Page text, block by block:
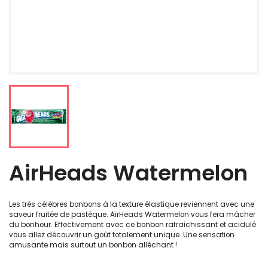
AirHeads Watermelon
Les très célèbres bonbons à la texture élastique reviennent avec une
saveur fruitée de pastèque. AirHeads Watermelon vous fera mâcher
du bonheur. Effectivement avec ce bonbon rafraîchissant et acidulé
vous allez découvrir un goût totalement unique. Une sensation
amusante mais surtout un bonbon alléchant !